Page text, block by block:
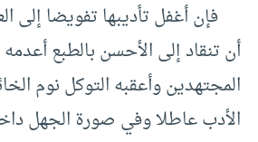
فإن أغفل تأديبها تفويضا إلى
أن تنقاد إلى الأحسن بالطبع
المجتهدين وأعقبه التوكل نوم
الأدب عاطلا وفي صورة الجهل